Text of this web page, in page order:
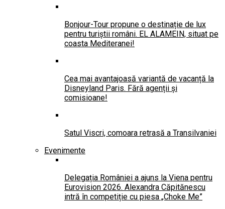
Bonjour-Tour propune o destinație de lux
pentru turiștii români. EL ALAMEIN, situat pe
coasta Mediteranei!
Cea mai avantajoasă variantă de vacanță la
Disneyland Paris. Fără agenții și
comisioane!
Satul Viscri, comoara retrasă a Transilvaniei
Evenimente
Delegația României a ajuns la Viena pentru
Eurovision 2026. Alexandra Căpitănescu
intră în competiție cu piesa „Choke Me”